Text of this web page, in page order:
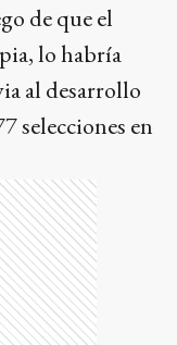
de que el
lo habría
al desarrollo
selecciones en